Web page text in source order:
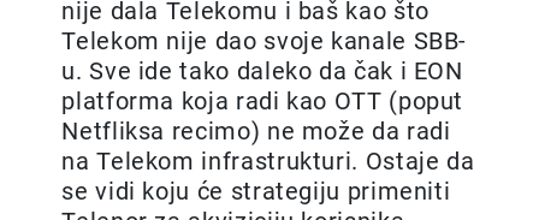
nije dala Telekomu i baš kao što
Telekom nije dao svoje kanale SBB-
u. Sve ide tako daleko da čak i EON
platforma koja radi kao OTT (poput
Netfliksa recimo) ne može da radi
na Telekom infrastrukturi. Ostaje da
se vidi koju će strategiju primeniti